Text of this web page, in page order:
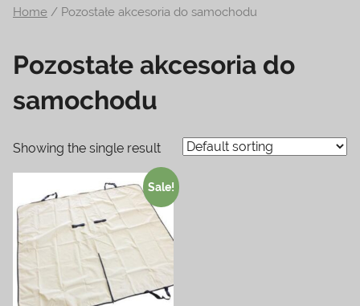
na
terrarystyki
i
akwarystyki.
Zapraszamy!
Home / Pozostałe akcesoria do samochodu
Pozostałe akcesoria do
samochodu
Showing the single result
Sale!